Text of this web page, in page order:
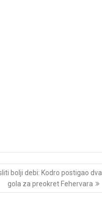
bolji debi: Kodro postigao dva
gola za preokret Fehervara